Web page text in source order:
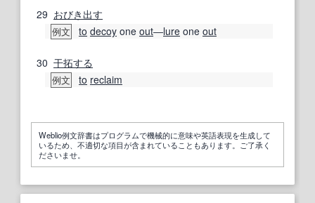
29 おびき出す
例文 to decoy one out―lure one out
30 干拓する
例文 to reclaim
Weblio例文辞書はプログラムで機械的に意味や英語表現を生成して
いるため、不適切な項目が含まれていることもあります。ご了承く
ださいませ。